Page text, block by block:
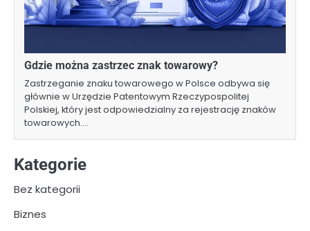
Gdzie można zastrzec znak towarowy?
Zastrzeganie znaku towarowego w Polsce odbywa się
głównie w Urzędzie Patentowym Rzeczypospolitej
Polskiej, który jest odpowiedzialny za rejestrację znaków
towarowych.…
Kategorie
Bez kategorii
Biznes